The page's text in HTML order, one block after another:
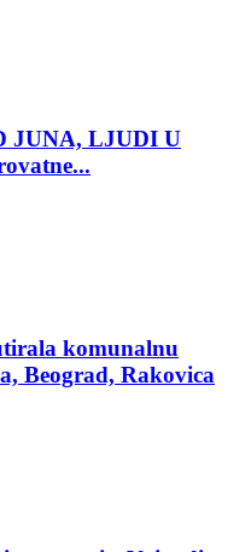
JUNA, LJUDI U
komunalnu
Beograd, Rakovica